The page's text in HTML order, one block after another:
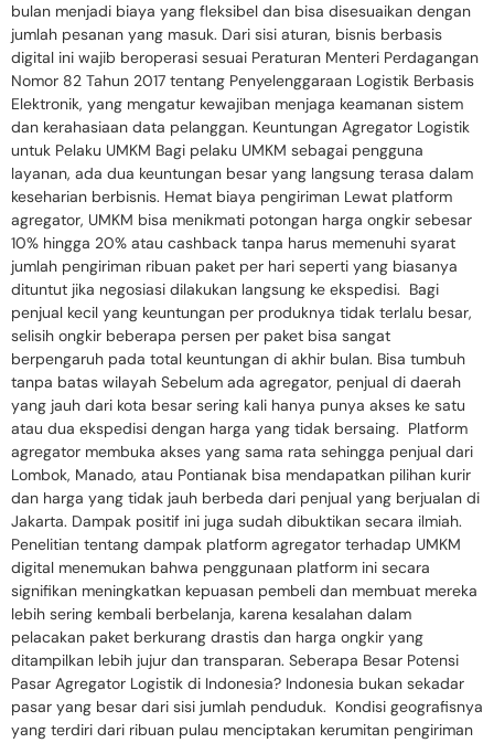
bulan menjadi biaya yang fleksibel dan bisa disesuaikan dengan
jumlah pesanan yang masuk. Dari sisi aturan, bisnis berbasis
digital ini wajib beroperasi sesuai Peraturan Menteri Perdagangan
Nomor 82 Tahun 2017 tentang Penyelenggaraan Logistik Berbasis
Elektronik, yang mengatur kewajiban menjaga keamanan sistem
dan kerahasiaan data pelanggan. Keuntungan Agregator Logistik
untuk Pelaku UMKM Bagi pelaku UMKM sebagai pengguna
layanan, ada dua keuntungan besar yang langsung terasa dalam
keseharian berbisnis. Hemat biaya pengiriman Lewat platform
agregator, UMKM bisa menikmati potongan harga ongkir sebesar
10% hingga 20% atau cashback tanpa harus memenuhi syarat
jumlah pengiriman ribuan paket per hari seperti yang biasanya
dituntut jika negosiasi dilakukan langsung ke ekspedisi. Bagi
penjual kecil yang keuntungan per produknya tidak terlalu besar,
selisih ongkir beberapa persen per paket bisa sangat
berpengaruh pada total keuntungan di akhir bulan. Bisa tumbuh
tanpa batas wilayah Sebelum ada agregator, penjual di daerah
yang jauh dari kota besar sering kali hanya punya akses ke satu
atau dua ekspedisi dengan harga yang tidak bersaing. Platform
agregator membuka akses yang sama rata sehingga penjual dari
Lombok, Manado, atau Pontianak bisa mendapatkan pilihan kurir
dan harga yang tidak jauh berbeda dari penjual yang berjualan di
Jakarta. Dampak positif ini juga sudah dibuktikan secara ilmiah.
Penelitian tentang dampak platform agregator terhadap UMKM
digital menemukan bahwa penggunaan platform ini secara
signifikan meningkatkan kepuasan pembeli dan membuat mereka
lebih sering kembali berbelanja, karena kesalahan dalam
pelacakan paket berkurang drastis dan harga ongkir yang
ditampilkan lebih jujur dan transparan. Seberapa Besar Potensi
Pasar Agregator Logistik di Indonesia? Indonesia bukan sekadar
pasar yang besar dari sisi jumlah penduduk. Kondisi geografisnya
yang terdiri dari ribuan pulau menciptakan kerumitan pengiriman